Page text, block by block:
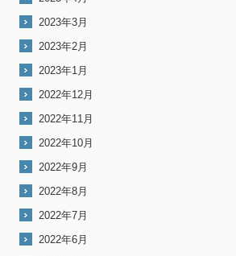
2023年3月
2023年2月
2023年1月
2022年12月
2022年11月
2022年10月
2022年9月
2022年8月
2022年7月
2022年6月